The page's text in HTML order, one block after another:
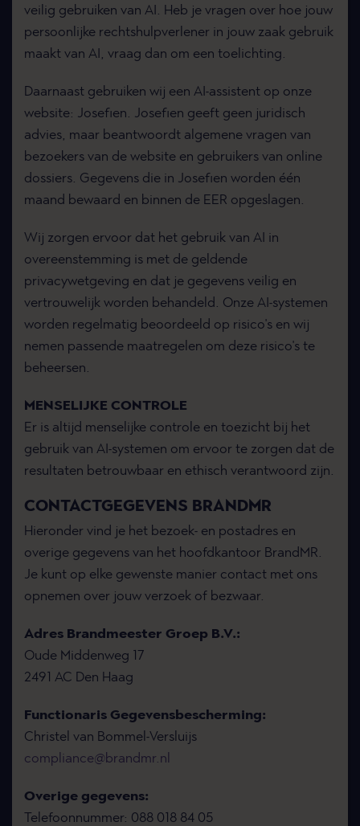
veilig gebruiken van AI. Heb je vragen over hoe jouw
persoonlijke rechtshulpverlener in jouw zaak gebruik
maakt van AI, vraag dan om een toelichting.
Daarnaast gebruiken wij een AI-assistent op onze
website: Josefien. Josefien geeft geen juridisch
advies, maar beantwoordt algemene vragen van
bezoekers van de website en gebruikers van online
dossiers. Gegevens die in Josefien worden één
maand bewaard en binnen de EER opgeslagen.
Wij zorgen ervoor dat het gebruik van AI in
overeenstemming is met de geldende
privacywetgeving en dat je gegevens veilig en
vertrouwelijk worden behandeld. Onze AI-systemen
worden regelmatig beoordeeld op risico's en wij
nemen passende maatregelen om deze risico's te
beheersen.
MENSELIJKE CONTROLE
Er is altijd menselijke controle en toezicht bij het
gebruik van AI-systemen om ervoor te zorgen dat de
resultaten betrouwbaar en ethisch verantwoord zijn.
CONTACTGEGEVENS BRANDMR
Hieronder vind je het bezoek- en postadres en
overige gegevens van het hoofdkantoor BrandMR.
Je kunt op elke gewenste manier contact met ons
opnemen over jouw verzoek of bezwaar.
Adres Brandmeester Groep B.V.:
Oude Middenweg 17
2491 AC Den Haag
Functionaris Gegevensbescherming:
Christel van Bommel-Versluijs
compliance@brandmr.nl
Overige gegevens:
Telefoonnummer: 088 018 84 05